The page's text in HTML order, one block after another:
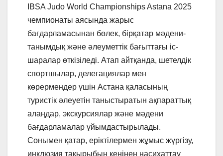
IBSA Judo World Championships Astana 2025
чемпионаты аясында жарыс
бағдарламасынан бөлек, бірқатар мәдени-
танымдық және әлеуметтік бағыттағы іс-
шаралар өткізіледі. Атап айтқанда, шетелдік
спортшылар, делегациялар мен
көрермендер үшін Астана қаласының
туристік әлеуетін таныстыратын ақпараттық
алаңдар, экскурсиялар және мәдени
бағдарламалар ұйымдастырылады.
Сонымен қатар, еріктілермен жұмыс жүргізу,
инклюзия тақырыбын кеңінен насихаттау